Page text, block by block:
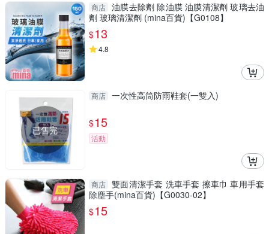
商店 油膜去除劑 除油膜 油膜清潔劑 玻璃去油
劑 玻璃清潔劑 (mina百貨)【G0108】
$13
4.8
已售完
商店 一次性高筒防雨鞋套(一雙入)
$15
活動
商店 雙面清潔手套 洗車手套 擦車巾 車用手套
除塵手(mina百貨)【G0030-02】
$15